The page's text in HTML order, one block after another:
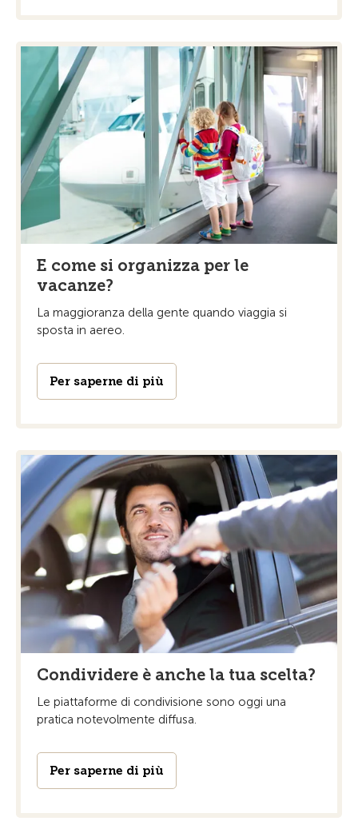
E come si organizza per le
vacanze?
La maggioranza della gente quando viaggia si
sposta in aereo.
Per saperne di più
Condividere è anche la tua scelta?
Le piattaforme di condivisione sono oggi una
pratica notevolmente diffusa.
Per saperne di più